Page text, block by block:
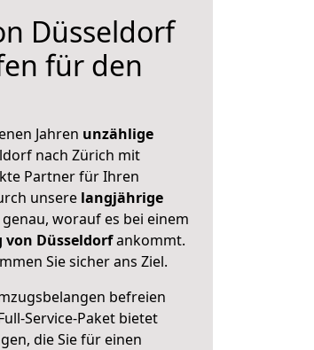
Düsseldorf
für den
Jahren unzählige
nach Zürich mit
Partner für Ihren
unsere langjährige
worauf es bei einem
von Düsseldorfankommt.
Sie sicher ans Ziel.
befreien
Service-Paket bietet
die Sie für einen